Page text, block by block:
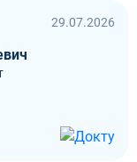
29.07.2026